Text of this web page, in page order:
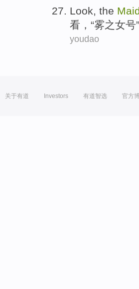
Look, the
看 ，“雾之女号”
youdao
关于有道 Investors 有道智选 官方